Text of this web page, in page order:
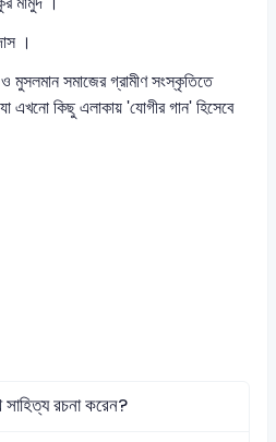
।
ও মুসলমান সমাজের গ্রামীণ সংস্কৃতিতে
এখনো কিছু এলাকায় 'যোগীর গান' হিসেবে
রচনা করেন?